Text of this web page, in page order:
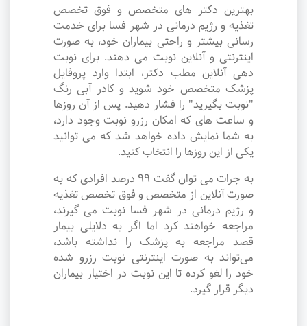
بهترین دکتر های متخصص و فوق تخصص
تغذیه و رژیم درمانی در شهر فسا برای خدمت
رسانی بیشتر و راحتی بیماران خود، به صورت
اینترنتی و آنلاین نوبت می دهند. برای نوبت
دهی آنلاین مطب دکتر، ابتدا وارد پروفایل
پزشک متخصص خود شوید و کادر آبی رنگ
"نوبت بگیرید" را فشار دهید. پس از آن روزها
و ساعت های که امکان رزرو نوبت وجود دارد،
به شما نمایش داده خواهد شد که می توانید
یکی از این روزها را انتخاب کنید.
به جرات می‌ توان گفت ۹۹ درصد افرادی که به
صورت آنلاین از متخصص و فوق تخصص تغذیه
و رژیم درمانی در شهر فسا نوبت می گیرند،
مراجعه خواهند کرد اما اگر به دلایلی بیمار
قصد مراجعه به پزشک را نداشته باشد،
می‌تواند به صورت اینترنتی نوبت رزرو شده
خود را لغو کرده تا این نوبت در اختیار بیماران
دیگر قرار گیرد.